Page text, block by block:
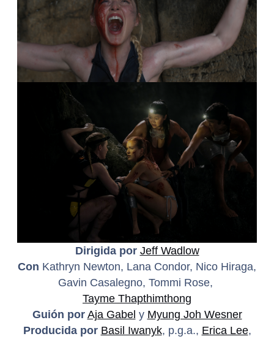
Dirigida por Jeff Wadlow
Con Kathryn Newton, Lana Condor, Nico Hiraga,
Gavin Casalegno, Tommi Rose,
Tayme Thapthimthong
Guión por Aja Gabel y Myung Joh Wesner
Producida por Basil Iwanyk, p.g.a., Erica Lee,